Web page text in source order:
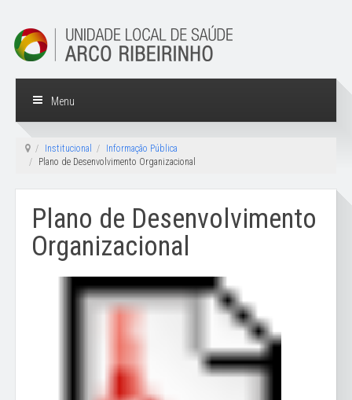
Menu
Institucional
Informação Pública
Plano de Desenvolvimento Organizacional
Plano de Desenvolvimento
Organizacional